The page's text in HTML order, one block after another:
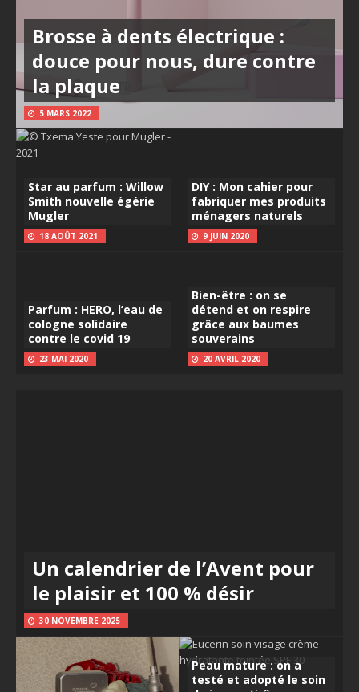
Brosse à dents électrique :
douce pour nous, dure contre
la plaque
5 MARS 2022
Star au parfum : Willow
Smith nouvelle égérie
Mugler
18 AOÛT 2021
DIY : Mon cahier pour
fabriquer mes produits
ménagers naturels
9 JUIN 2020
Parfum : HERO, l’eau de
cologne solidaire
contre le covid 19
23 MAI 2020
Bien-être : on se
détend et on respire
grâce aux baumes
souverains
20 AVRIL 2020
Un calendrier de l’Avent pour
le plaisir et 100 % désir
30 NOVEMBRE 2025
Peau mature : on a
testé et adopté le soin